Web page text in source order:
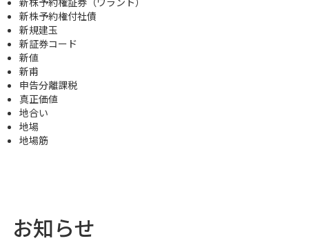
新株予約権付社債
新規建玉
新証券コード
新値
新甫
申告分離課税
真正価値
地合い
地場
地場筋
お知らせ